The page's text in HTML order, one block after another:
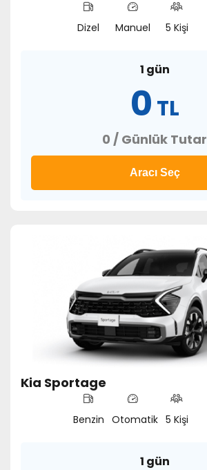
Dizel Manuel 5 Kişi
1 gün
0 TL
0 / Günlük Tutar
Aracı Seç
Kia Sportage
Benzin Otomatik 5 Kişi
1 gün